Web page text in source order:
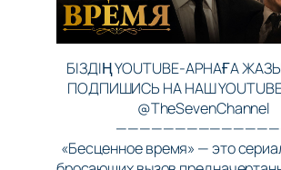
БІЗДІҢ YOUTUBE-АРНАҒА
ПОДПИШИСЬ НА НАШ
@TheSevenChannel
«Бесценное время» — это